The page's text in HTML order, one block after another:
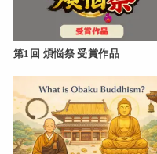
第1回 煩悩祭 受賞作品